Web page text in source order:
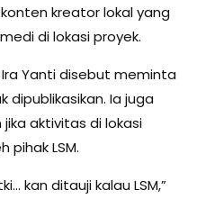
kreator lokal yang
di lokasi proyek.
Yanti disebut meminta
Ia juga
aktivitas di lokasi
pihak LSM.
kan ditauji kalau LSM,”